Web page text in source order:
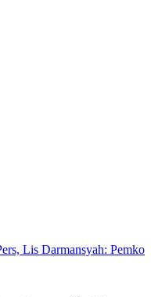
Lis Darmansyah: Pemko